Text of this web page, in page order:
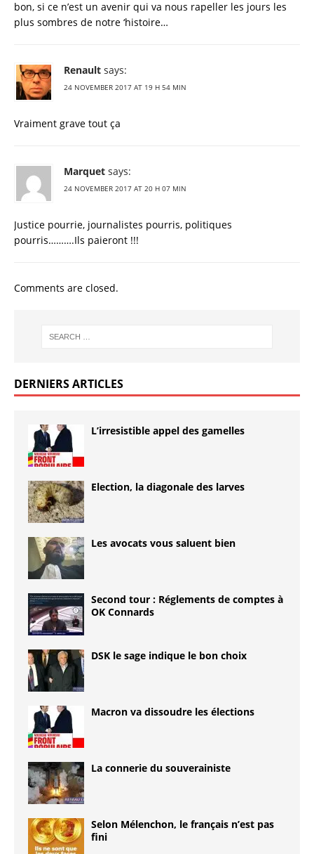
bon, si ce n’est un avenir qui va nous rapeller les jours les
plus sombres de notre ‘histoire…
Renault says:
24 NOVEMBER 2017 AT 19 H 54 MIN
Vraiment grave tout ça
Marquet says:
24 NOVEMBER 2017 AT 20 H 07 MIN
Justice pourrie, journalistes pourris, politiques
pourris……….Ils paieront !!!
Comments are closed.
DERNIERS ARTICLES
L’irresistible appel des gamelles
Election, la diagonale des larves
Les avocats vous saluent bien
Second tour : Réglements de comptes à
OK Connards
DSK le sage indique le bon choix
Macron va dissoudre les élections
La connerie du souverainiste
Selon Mélenchon, le français n’est pas
fini